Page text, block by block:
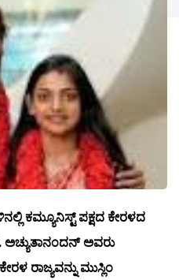
ಕಮ್ಯೂನಿಸ್ಟ್ ಪಕ್ಷದ ಕೇರಳದ
ಅವರು
ರಾಜ್ಯವನ್ನು ಮುಸ್ಲಿಂ